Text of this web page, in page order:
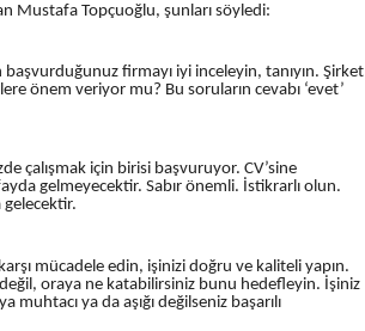
Mustafa Topçuoğlu, şunları söyledi:
başvurduğunuz firmayı iyi inceleyin, tanıyın. Şirket
önem veriyor mu? Bu soruların cevabı ‘evet’
çalışmak için birisi başvuruyor. CV’sine
gelmeyecektir. Sabır önemli. İstikrarlı olun.
gelecektir.
mücadele edin, işinizi doğru ve kaliteli yapın.
oraya ne katabilirsiniz bunu hedefleyin. İşiniz
ya da aşığı değilseniz başarılı